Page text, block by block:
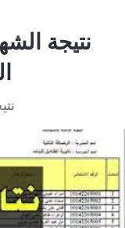
نتيجة